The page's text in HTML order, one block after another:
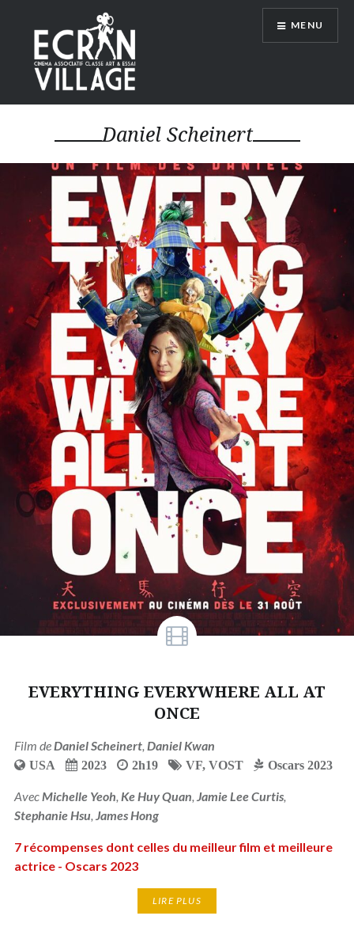
contenu
principal
ÉCRAN VILLAGE
MENU
Daniel Scheinert
EVERYTHING EVERYWHERE ALL AT
ONCE
Film de Daniel Scheinert, Daniel Kwan
USA 2023 2h19 VF, VOST Oscars 2023
Avec Michelle Yeoh Ke Huy Quan Jamie Lee Curtis,
Stephanie Hsu James Hong
7 récompenses dont celles du meilleur film et meilleure
actrice - Oscars 2023
LIRE PLUS